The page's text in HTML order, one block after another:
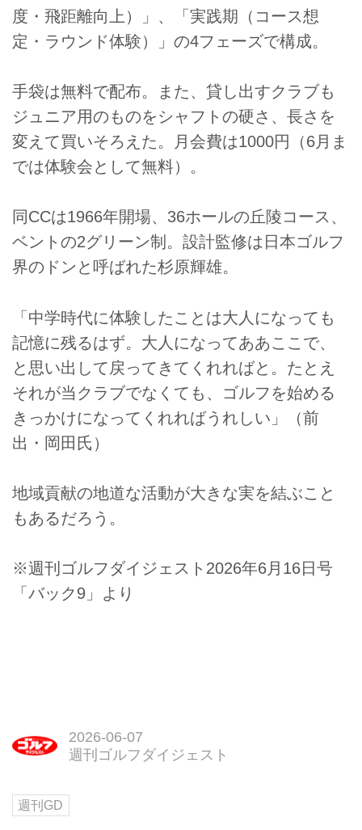
度・飛距離向上）」、「実践期（コース想
定・ラウンド体験）」の4フェーズで構成。
手袋は無料で配布。また、貸し出すクラブも
ジュニア用のものをシャフトの硬さ、長さを
変えて買いそろえた。月会費は1000円（6月ま
では体験会として無料）。
同CCは1966年開場、36ホールの丘陵コース、
ベントの2グリーン制。設計監修は日本ゴルフ
界のドンと呼ばれた杉原輝雄。
「中学時代に体験したことは大人になっても
記憶に残るはず。大人になってああここで、
と思い出して戻ってきてくれればと。たとえ
それが当クラブでなくても、ゴルフを始める
きっかけになってくれればうれしい」（前
出・岡田氏）
地域貢献の地道な活動が大きな実を結ぶこと
もあるだろう。
※週刊ゴルフダイジェスト2026年6月16日号
「バック9」より
2026-06-07
週刊ゴルフダイジェスト
週刊GD